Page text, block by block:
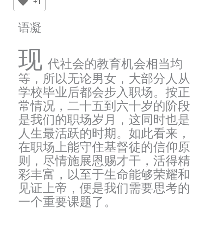
语凝
现 代社会的教育机会相当均
等，所以无论男女，大部分人从
学校毕业后都会步入职场。按正
常情况，二十五到六十岁的阶段
是我们的职场岁月，这同时也是
人生最活跃的时期。如此看来，
在职场上能守住基督徒的信仰原
则，尽情施展恩赐才干，活得精
彩丰富，以至于生命能够荣耀和
见证上帝，便是我们需要思考的
一个重要课题了。